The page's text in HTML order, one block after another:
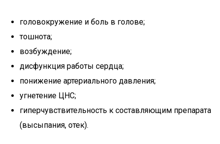
головокружение и боль в голове;
тошнота;
возбуждение;
дисфункция работы сердца;
понижение артериального давления;
угнетение ЦНС;
гиперчувствительность к составляющим препарата
(высыпания, отек).